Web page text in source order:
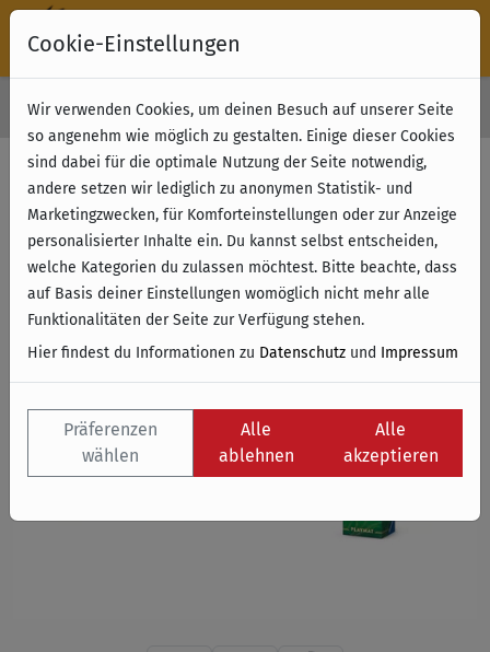
Kostenloser Versand & Retoure ab 49 € (innerhalb Deutschlands)
Cookie-Einstellungen
Wir verwenden Cookies, um deinen Besuch auf unserer Seite
so angenehm wie möglich zu gestalten. Einige dieser Cookies
sind dabei für die optimale Nutzung der Seite notwendig,
andere setzen wir lediglich zu anonymen Statistik- und
Marketingzwecken, für Komforteinstellungen oder zur Anzeige
personalisierter Inhalte ein. Du kannst selbst entscheiden,
welche Kategorien du zulassen möchtest. Bitte beachte, dass
auf Basis deiner Einstellungen womöglich nicht mehr alle
Funktionalitäten der Seite zur Verfügung stehen.
Hier findest du Informationen zu Datenschutz und Impressum
Präferenzen
wählen
Alle
ablehnen
Alle
akzeptieren